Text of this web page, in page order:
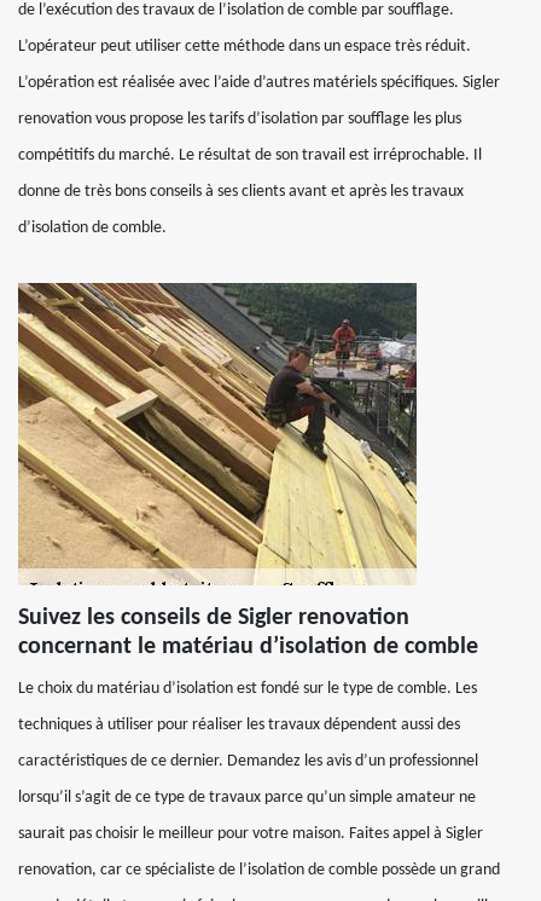
de l’exécution des travaux de l’isolation de comble par soufflage.
L’opérateur peut utiliser cette méthode dans un espace très réduit.
L’opération est réalisée avec l’aide d’autres matériels spécifiques. Sigler
renovation vous propose les tarifs d’isolation par soufflage les plus
compétitifs du marché. Le résultat de son travail est irréprochable. Il
donne de très bons conseils à ses clients avant et après les travaux
d’isolation de comble.
Suivez les conseils de Sigler renovation
concernant le matériau d’isolation de comble
Le choix du matériau d’isolation est fondé sur le type de comble. Les
techniques à utiliser pour réaliser les travaux dépendent aussi des
caractéristiques de ce dernier. Demandez les avis d’un professionnel
lorsqu’il s’agit de ce type de travaux parce qu’un simple amateur ne
saurait pas choisir le meilleur pour votre maison. Faites appel à Sigler
renovation, car ce spécialiste de l’isolation de comble possède un grand